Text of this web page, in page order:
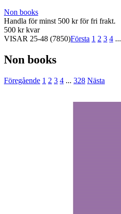
Non books
Handla för minst 500 kr för fri frakt.
500 kr kvar
VISAR 25-48 (7850)Första 1 2 3 4 ...
Non books
Föregående 1 2 3 4 ... 328 Nästa